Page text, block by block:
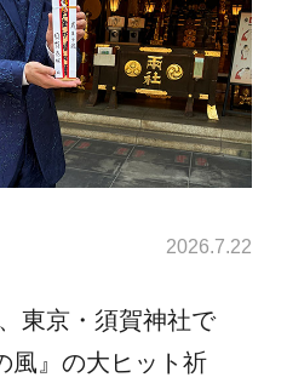
2026.7.22
東京・須賀神社で
風』の大ヒット祈